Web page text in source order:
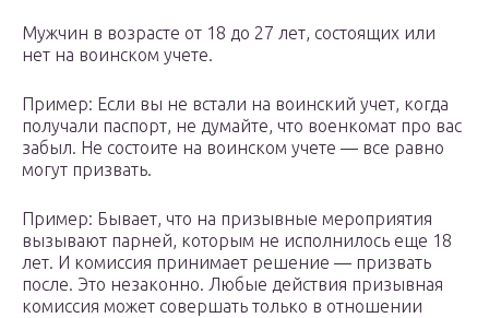
Мужчин в возрасте от 18 до 27 лет, состоящих или
нет на воинском учете.
Пример: Если вы не встали на воинский учет, когда
получали паспорт, не думайте, что военкомат про вас
забыл. Не состоите на воинском учете — все равно
могут призвать.
Пример: Бывает, что на призывные мероприятия
вызывают парней, которым не исполнилось еще 18
лет. И комиссия принимает решение — призвать
после. Это незаконно. Любые действия призывная
комиссия может совершать только в отношении